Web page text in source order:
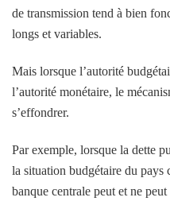
de transmission tend à bien
longs et variables.
Mais lorsque l’autorité
l’autorité monétaire, le
s’effondrer.
Par exemple, lorsque la dette
la situation budgétaire du pays
banque centrale peut et ne peut